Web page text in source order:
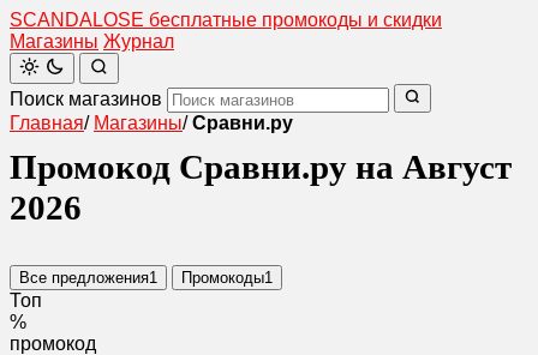
SCANDALOSE бесплатные промокоды и скидки
Магазины Журнал
Поиск магазинов
Главная/ Магазины/ Сравни.ру
Промокод Сравни.ру на Август
2026
Все предложения1 Промокоды1
Топ
%
промокод